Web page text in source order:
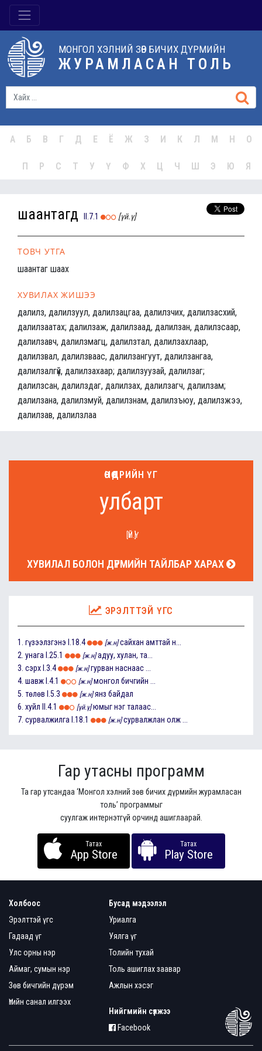
МОНГОЛ ХЭЛНИЙ ЗӨВ БИЧИХ ДҮРМИЙН
ЖУРАМЛАСАН ТОЛЬ
А Б В Г Д Е Ё Ж З И К Л М Н О
П Р С Т У Ү Ф Х Ц Ч Ш Э Ю Я
шаантагд II.7.1 [үй.ү]
ТОВЧ УТГА
шаантаг шаах
ХУВИЛАХ ЖИШЭЭ
далилз, далилзуул, далилзацгаа, далилзчих, далилзасхий,
далилзаатах; далилзаж, далилзаад, далилзан, далилзсаар,
далилзавч, далилзмагц, далилзтал, далилзахлаар,
далилзвал, далилзваас, далилзангуут, далилзангаа,
далилзалгүй, далилзахаар; далилзуузай, далилзаг;
далилзсан, далилздаг, далилзах, далилзагч, далилзам;
далилзана, далилзмуй, далилзнам, далилзъюу, далилзжээ,
далилзав, далилзлаа
ӨНӨӨДРИЙН ҮГ
улбарт
[ҮЙ.Ү]
ХУВИЛАЛ БОЛОН ДҮРМИЙН ТАЙЛБАР ХАРАХ
ЭРЭЛТТЭЙ ҮГС
1. гүзээлзгэнэ I.18.4 [ж.н] сайхан амттай н...
2. унага I.25.1 [ж.н] адуу, хулан, та...
3. сэрх I.3.4 [ж.н] гурван наснаас ...
4. шавж I.4.1 [ж.н] монгол бичгийн ...
5. төлөв I.5.3 [ж.н] янз байдал
6. хуйл II.4.1 [үй.ү] юмыг нэг талаас...
7. сурвалжилга I.18.1 [ж.н] сурвалжлан олж ...
Гар утасны программ
Та гар утсандаа ‘Монгол хэлний зөв бичих дүрмийн журамласан
толь’ программыг
суулгаж интернэтгүй орчинд ашиглаарай.
Татах
App Store
Татах
Play Store
Холбоос
Эрэлттэй үгс
Гадаад үг
Улс орны нэр
Аймаг, сумын нэр
Зөв бичгийн дүрэм
Үгийн санал илгээх
Бусад мэдээлэл
Уриалга
Уялга үг
Толийн тухай
Толь ашиглах заавар
Ажлын хэсэг
Нийгмийн сүлжээ
Facebook